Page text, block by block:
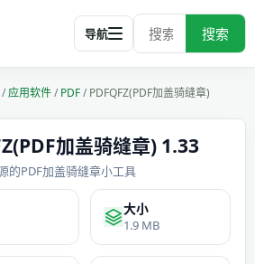
搜索
导航
/应用软件/PDF/PDFQFZ(PDF加盖骑缝章)
加盖骑缝章) 1.33
的PDF加盖骑缝章小工具
大小
1.9 MB